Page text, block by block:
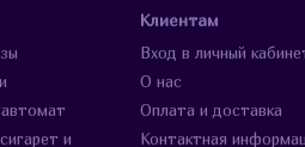
и
Клиентам
Вход в личный
О нас
Оплата и доставка
Контактная